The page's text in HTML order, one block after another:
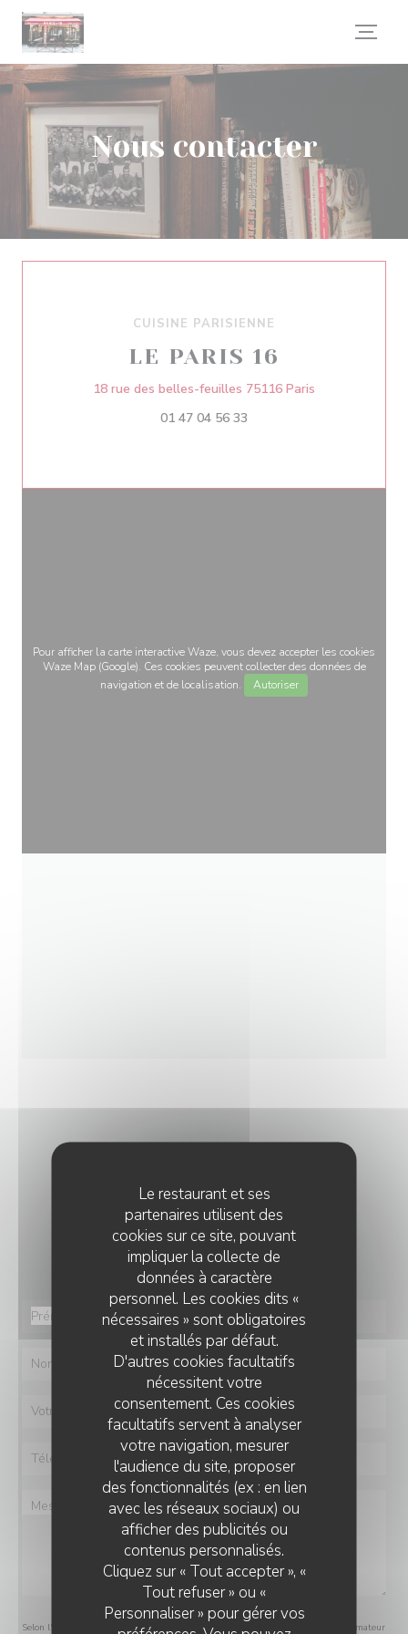
Personnalisation de vos choix en matière de cookies
Le restaurant et ses
partenaires utilisent des
cookies sur ce site, pouvant
impliquer la collecte de
données à caractère
personnel. Les cookies dits «
nécessaires » sont obligatoires
et installés par défaut.
D'autres cookies facultatifs
nécessitent votre
consentement. Ces cookies
facultatifs servent à analyser
votre navigation, mesurer
l'audience du site, proposer
des fonctionnalités (ex : en lien
avec les réseaux sociaux) ou
afficher des publicités ou
contenus personnalisés.
Cliquez sur « Tout accepter », «
Tout refuser » ou «
Personnaliser » pour gérer vos
Nous contacter
CUISINE PARISIENNE
LE PARIS 16
18 rue des belles-feuilles 75116 Paris
01 47 04 56 33
Pour afficher la carte interactive Waze, vous devez accepter les cookies
Waze Map (Google). Ces cookies peuvent collecter des données de
navigation et de localisation.
Autoriser
Vous désirez nous contacter ?
Remplissez le formulaire ci-dessous !
Selon l'article L.223-2 du code de la consommation, il est rappelé que le consommateur